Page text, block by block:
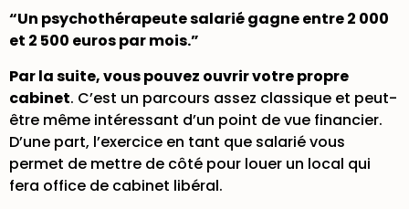
“Un psychothérapeute salarié gagne entre 2 000
et 2 500 euros par mois.”
Par la suite, vous pouvez ouvrir votre propre
cabinet. C’est un parcours assez classique et peut-
être même intéressant d’un point de vue financier.
D’une part, l’exercice en tant que salarié vous
permet de mettre de côté pour louer un local qui
fera office de cabinet libéral.